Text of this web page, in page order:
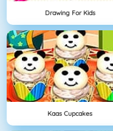
Drawing For Kids
Kaas Cupcakes